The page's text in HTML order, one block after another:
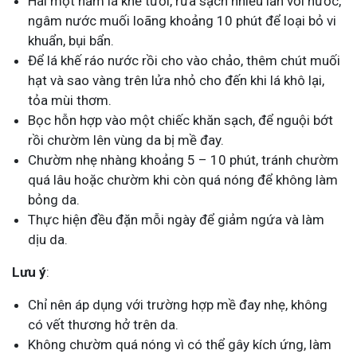
ngâm nước muối loãng khoảng 10 phút để loại bỏ vi
khuẩn, bụi bẩn.
Để lá khế ráo nước rồi cho vào chảo, thêm chút muối
hạt và sao vàng trên lửa nhỏ cho đến khi lá khô lại,
tỏa mùi thơm.
Bọc hỗn hợp vào một chiếc khăn sạch, để nguội bớt
rồi chườm lên vùng da bị mề đay.
Chườm nhẹ nhàng khoảng 5 – 10 phút, tránh chườm
quá lâu hoặc chườm khi còn quá nóng để không làm
bỏng da.
Thực hiện đều đặn mỗi ngày để giảm ngứa và làm
dịu da.
Lưu ý:
Chỉ nên áp dụng với trường hợp mề đay nhẹ, không
có vết thương hở trên da.
Không chườm quá nóng vì có thể gây kích ứng, làm